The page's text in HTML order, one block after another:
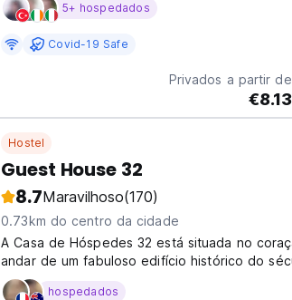
opened and the team poured in all our love...
5+ hospedados
Covid-19 Safe
Privados a partir de
€8.13
Hostel
Guest House 32
8.7Maravilhoso(170)
0.73km do centro da cidade
A Casa de Hóspedes 32 está situada no
andar de um fabuloso edifício histórico do
família do famoso artista francês Jules Pascin.
hospedados